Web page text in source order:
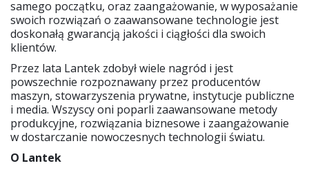
samego początku, oraz zaangażowanie, w wyposażanie
swoich rozwiązań o zaawansowane technologie jest
doskonałą gwarancją jakości i ciągłości dla swoich
klientów.
Przez lata Lantek zdobył wiele nagród i jest
powszechnie rozpoznawany przez producentów
maszyn, stowarzyszenia prywatne, instytucje publiczne
i media. Wszyscy oni poparli zaawansowane metody
produkcyjne, rozwiązania biznesowe i zaangażowanie
w dostarczanie nowoczesnych technologii światu.
O Lantek